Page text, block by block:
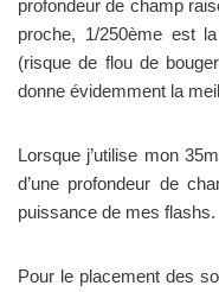
profondeur de champ
proche, 1/250ème est
(risque de flou de
donne évidemment la
Lorsque j’utilise mon
d’une profondeur de
puissance de mes flashs.
Pour le placement des